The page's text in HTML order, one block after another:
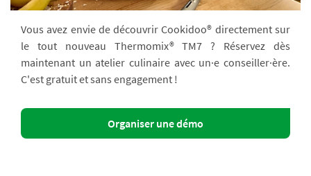
Vous avez envie de découvrir Cookidoo® directement sur
le tout nouveau Thermomix® TM7 ? Réservez dès
maintenant un atelier culinaire avec un·e conseiller·ère.
C'est gratuit et sans engagement !
Organiser une démo